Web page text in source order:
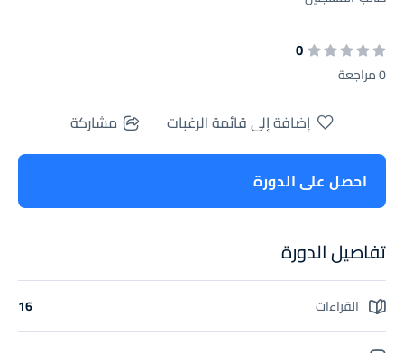
0
0 مراجعة
إضافة إلى قائمة الرغبات مشاركة
احصل على الدورة
تفاصيل الدورة
القراءات 16